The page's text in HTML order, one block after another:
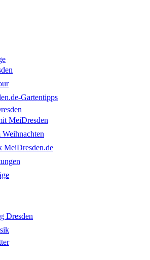
Gartentipps
MeiDresden
MeiDresden.de
Dresden